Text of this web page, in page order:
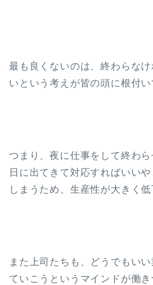
最も良くないのは、終わらな
いという考えが皆の頭に根付い
つまり、夜に仕事をして終わ
日に出てきて対応すればいい
しまうため、生産性が大きく低
また上司たちも、どうでもい
ていこうというマインドが働